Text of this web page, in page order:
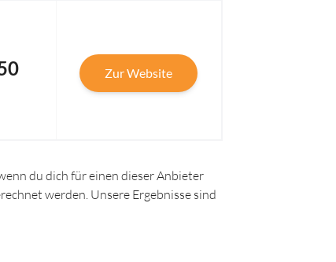
Zur Website
du dich für einen dieser Anbieter
werden. Unsere Ergebnisse sind